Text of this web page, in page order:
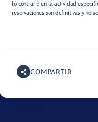
lo contrario en la actividad
reservaciones son definitivas y no
COMPARTIR